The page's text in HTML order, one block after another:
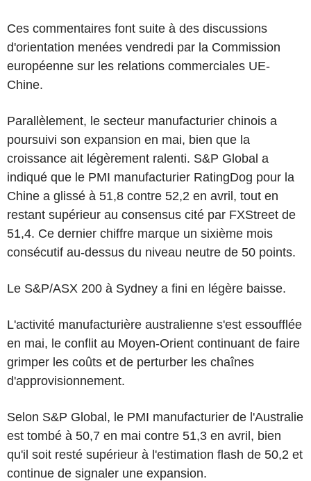
Ces commentaires font suite à des discussions
d'orientation menées vendredi par la Commission
européenne sur les relations commerciales UE-
Chine.
Parallèlement, le secteur manufacturier chinois a
poursuivi son expansion en mai, bien que la
croissance ait légèrement ralenti. S&P Global a
indiqué que le PMI manufacturier RatingDog pour la
Chine a glissé à 51,8 contre 52,2 en avril, tout en
restant supérieur au consensus cité par FXStreet de
51,4. Ce dernier chiffre marque un sixième mois
consécutif au-dessus du niveau neutre de 50 points.
Le S&P/ASX 200 à Sydney a fini en légère baisse.
L'activité manufacturière australienne s'est essoufflée
en mai, le conflit au Moyen-Orient continuant de faire
grimper les coûts et de perturber les chaînes
d'approvisionnement.
Selon S&P Global, le PMI manufacturier de l'Australie
est tombé à 50,7 en mai contre 51,3 en avril, bien
qu'il soit resté supérieur à l'estimation flash de 50,2 et
continue de signaler une expansion.